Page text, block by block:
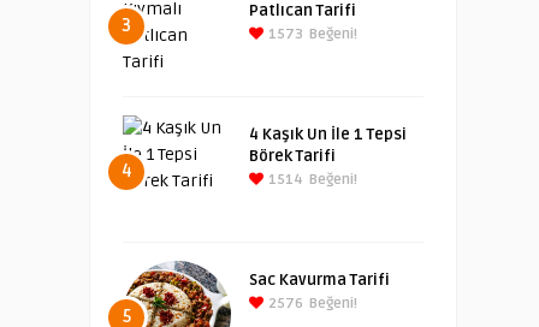
3
Patlıcan Tarifi
1573 Beğeni!
4
4 Kaşık Un İle 1 Tepsi
Börek Tarifi
1514 Beğeni!
5
Sac Kavurma Tarifi
2576 Beğeni!